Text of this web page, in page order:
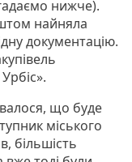
нижче).
найняла
документацію.
що буде
міського
більшість